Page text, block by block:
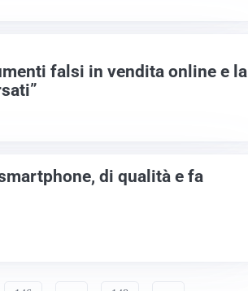
falsi in vendita online e la
di qualità e fa